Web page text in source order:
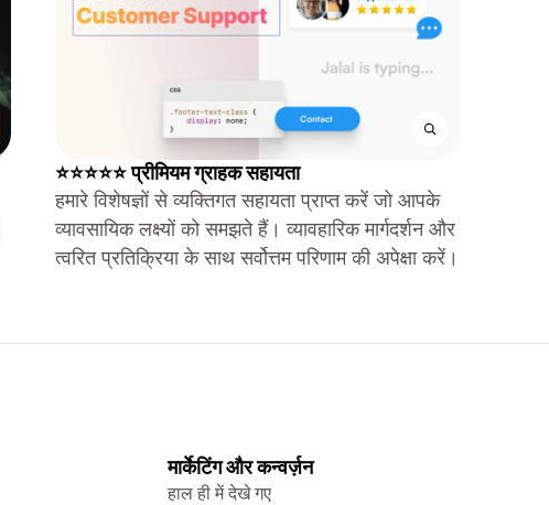
⭐⭐⭐⭐⭐ प्रीमियम ग्राहक सहायता
हमारे विशेषज्ञों से व्यक्तिगत सहायता प्राप्त करें जो आपके
व्यावसायिक लक्ष्यों को समझते हैं। व्यावहारिक मार्गदर्शन और
त्वरित प्रतिक्रिया के साथ सर्वोत्तम परिणाम की अपेक्षा करें।
मार्केटिंग और कन्वर्ज़न
हाल ही में देखे गए